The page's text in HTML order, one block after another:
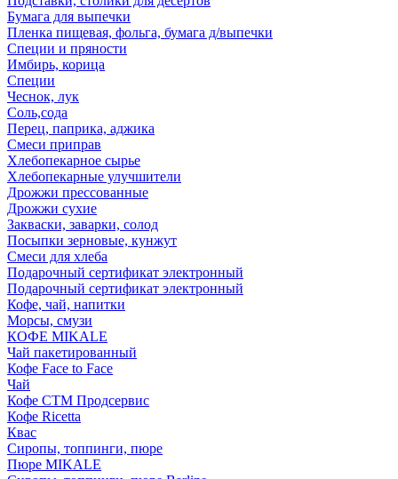
Бумага для выпечки
Пленка пищевая, фольга, бумага д/выпечки
Специи и пряности
Имбирь, корица
Специи
Чеснок, лук
Соль,сода
Перец, паприка, аджика
Смеси приправ
Хлебопекарное сырье
Хлебопекарные улучшители
Дрожжи прессованные
Дрожжи сухие
Закваски, заварки, солод
Посыпки зерновые, кунжут
Смеси для хлеба
Подарочный сертификат электронный
Подарочный сертификат электронный
Кофе, чай, напитки
Морсы, смузи
КОФЕ MIKALE
Чай пакетированный
Кофе Face to Face
Чай
Кофе СТМ Продсервис
Кофе Ricetta
Квас
Сиропы, топпинги, пюре
Пюре MIKALE